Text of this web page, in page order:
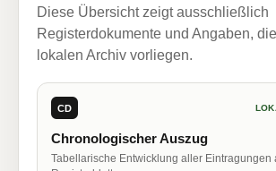
Diese Übersicht zeigt ausschließlich
Registerdokumente und Angaben,
lokalen Archiv vorliegen.
CD
Chronologischer Auszug
Tabellarische Entwicklung aller Eintragungen